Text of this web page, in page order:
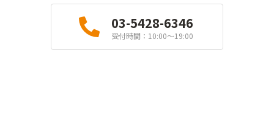
03-5428-6346
受付時間：10:00〜19:00